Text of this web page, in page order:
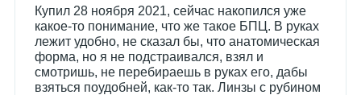
Купил 28 ноября 2021, сейчас накопился уже
какое-то понимание, что же такое БПЦ. В руках
лежит удобно, не сказал бы, что анатомическая
форма, но я не подстраивался, взял и
смотришь, не перебираешь в руках его, дабы
взяться поудобней, как-то так. Линзы с рубином